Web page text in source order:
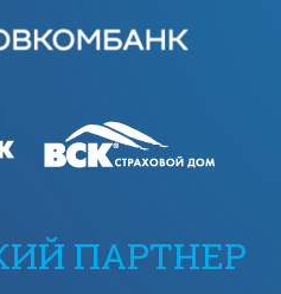
ПАРТНЕР